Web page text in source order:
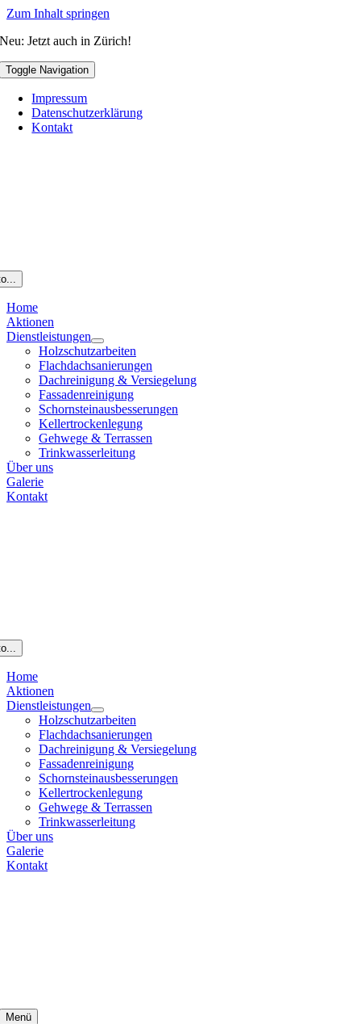
Zum Inhalt springen
Neu: Jetzt auch in Zürich!
Toggle Navigation
Impressum
Datenschutzerklärung
Kontakt
Home
Aktionen
Dienstleistungen
Holzschutzarbeiten
Flachdachsanierungen
Dachreinigung & Versiegelung
Fassadenreinigung
Schornsteinausbesserungen
Kellertrockenlegung
Gehwege & Terrassen
Trinkwasserleitung
Über uns
Galerie
Kontakt
Home
Aktionen
Dienstleistungen
Holzschutzarbeiten
Flachdachsanierungen
Dachreinigung & Versiegelung
Fassadenreinigung
Schornsteinausbesserungen
Kellertrockenlegung
Gehwege & Terrassen
Trinkwasserleitung
Über uns
Galerie
Kontakt
Menü